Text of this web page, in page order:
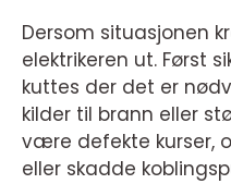
Dersom situasjonen
elektrikeren ut. Først
kuttes der det er
kilder til brann eller
være defekte kurser,
eller skadde